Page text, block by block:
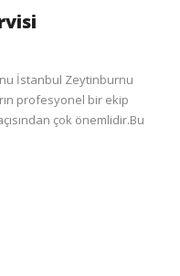
İstanbul Zeytinburnu
profesyonel bir ekip
çok önemlidir.Bu